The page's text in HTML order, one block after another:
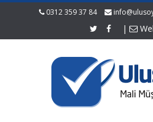
0312 359 37 84
|